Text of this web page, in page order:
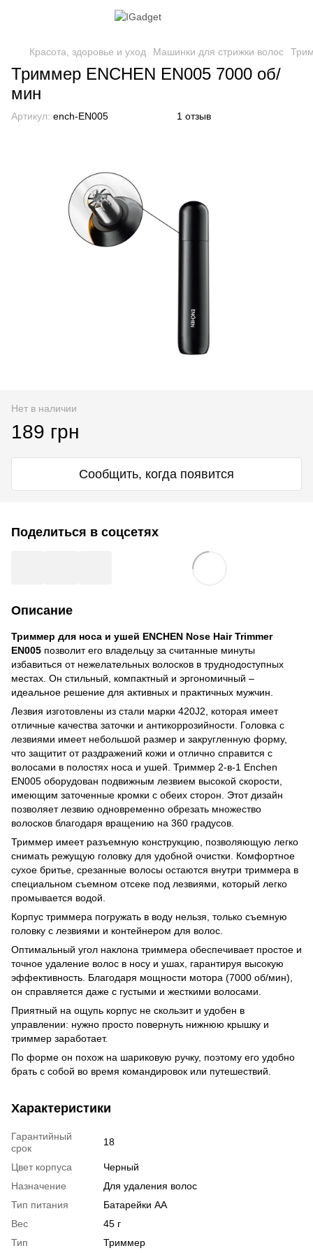
Красота, здоровье и уход Машинки для стрижки волос
Триммер ENCHEN EN005 7000 об/
мин
Артикул: ench-EN005 1 отзыв
Нет в наличии
189 грн
Сообщить, когда появится
Поделиться в соцсетях
Описание
Триммер для носа и ушей ENCHEN Nose Hair Trimmer
EN005 позволит его владельцу за считанные минуты
избавиться от нежелательных волосков в труднодоступных
местах. Он стильный, компактный и эргономичный –
идеальное решение для активных и практичных мужчин.
Лезвия изготовлены из стали марки 420J2, которая имеет
отличные качества заточки и антикоррозийности. Головка с
лезвиями имеет небольшой размер и закругленную форму,
что защитит от раздражений кожи и отлично справится с
волосами в полостях носа и ушей. Триммер 2-в-1 Enchen
EN005 оборудован подвижным лезвием высокой скорости,
имеющим заточенные кромки с обеих сторон. Этот дизайн
позволяет лезвию одновременно обрезать множество
волосков благодаря вращению на 360 градусов.
Триммер имеет разъемную конструкцию, позволяющую легко
снимать режущую головку для удобной очистки. Комфортное
сухое бритье, срезанные волосы остаются внутри триммера в
специальном съемном отсеке под лезвиями, который легко
промывается водой.
Корпус триммера погружать в воду нельзя, только съемную
головку с лезвиями и контейнером для волос.
Оптимальный угол наклона триммера обеспечивает простое и
точное удаление волос в носу и ушах, гарантируя высокую
эффективность. Благодаря мощности мотора (7000 об/мин),
он справляется даже с густыми и жесткими волосами.
Приятный на ощупь корпус не скользит и удобен в
управлении: нужно просто повернуть нижнюю крышку и
триммер заработает.
По форме он похож на шариковую ручку, поэтому его удобно
брать с собой во время командировок или путешествий.
Характеристики
Гарантийный
срок
18
Цвет корпуса
Черный
Назначение
Для удаления волос
Тип питания
Батарейки АА
Вес
45 г
Тип
Триммер